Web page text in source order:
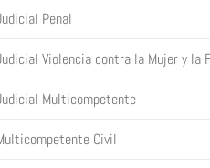
Penal
Violencia contra la Mujer y la
Multicompetente
Civil